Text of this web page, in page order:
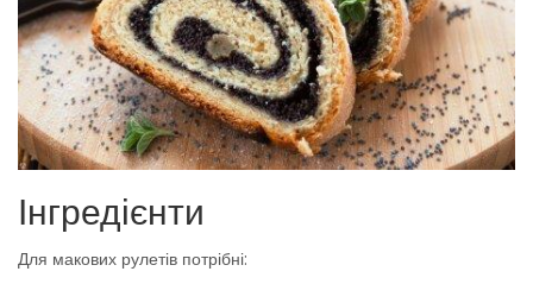
Інгредієнти
Для макових рулетів потрібні: